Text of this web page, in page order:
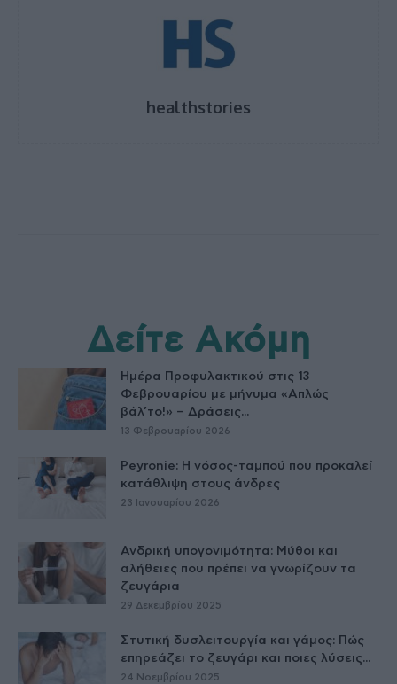
healthstories
Δείτε Ακόμη
Ημέρα Προφυλακτικού στις 13
Φεβρουαρίου με μήνυμα «Απλώς
βάλ’το!» – Δράσεις...
13 Φεβρουαρίου 2026
Peyronie: Η νόσος-ταμπού που προκαλεί
κατάθλιψη στους άνδρες
23 Ιανουαρίου 2026
Ανδρική υπογονιμότητα: Μύθοι και
αλήθειες που πρέπει να γνωρίζουν τα
ζευγάρια
29 Δεκεμβρίου 2025
Στυτική δυσλειτουργία και γάμος: Πώς
επηρεάζει το ζευγάρι και ποιες λύσεις...
24 Νοεμβρίου 2025